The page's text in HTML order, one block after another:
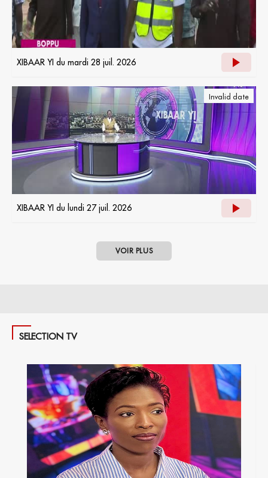
XIBAAR YI du mardi 28 juil. 2026
Invalid date
XIBAAR YI du lundi 27 juil. 2026
VOIR PLUS
SELECTION TV